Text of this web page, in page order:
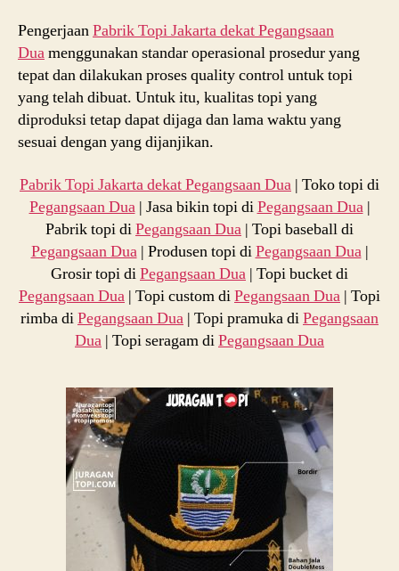
PengerjaanPabrik Topi Jakarta dekatPegangsaan
Duamenggunakan standar operasional prosedur yang
tepat dan dilakukan proses quality control untuk topi
yang telah dibuat. Untuk itu, kualitas topi yang
diproduksi tetap dapat dijaga dan lama waktu yang
sesuai dengan yang dijanjikan.
Pabrik Topi Jakarta dekatPegangsaan Dua | Toko topi di
Pegangsaan Dua| Jasa bikin topi diPegangsaan Dua|
Pabrik topi diPegangsaan Dua | Topi baseball di
Pegangsaan Dua| Produsen topi diPegangsaan Dua|
Grosir topi diPegangsaan Dua | Topi bucket di
Pegangsaan Dua | Topi custom diPegangsaan Dua | Topi
rimba diPegangsaan Dua | Topi pramuka diPegangsaan
Dua | Topi seragam diPegangsaan Dua